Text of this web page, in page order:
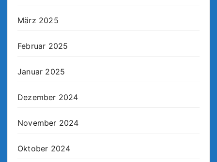
März 2025
Februar 2025
Januar 2025
Dezember 2024
November 2024
Oktober 2024